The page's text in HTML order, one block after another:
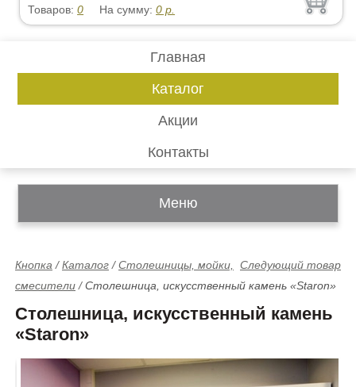
Товаров:0 На сумму:0 р.
Главная
Каталог
Акции
Контакты
Меню
Следующий товар
Кнопка /Каталог /Столешницы, мойки,
смесители /Столешница, искусственный камень «Staron»
Столешница, искусственный камень
«Staron»